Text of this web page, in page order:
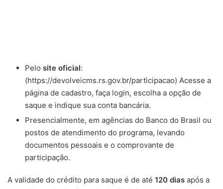
Pelo site oficial:
(https://devolveicms.rs.gov.br/participacao) Acesse a
página de cadastro, faça login, escolha a opção de
saque e indique sua conta bancária.
Presencialmente, em agências do Banco do Brasil ou
postos de atendimento do programa, levando
documentos pessoais e o comprovante de
participação.
A validade do crédito para saque é de até 120 dias após a